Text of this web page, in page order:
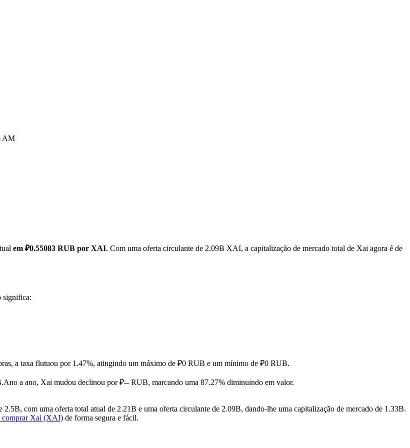
AM
em ₽0.55083 RUB por XAI. Com uma oferta circulante de 2.09B XAI, a capitalização de mercado total de Xai agora é de
significa:
a taxa flutuou por 1.47%, atingindo um máximo de ₽0 RUB e um mínimo de ₽0 RUB.
Ano a ano, Xai mudou declinou por ₽-- RUB, marcando uma 87.27% diminuindo em valor.
com uma oferta total atual de 2.21B e uma oferta circulante de 2.09B, dando-lhe uma capitalização de mercado de 1.33B.
comprar Xai (XAI) de forma segura e fácil.